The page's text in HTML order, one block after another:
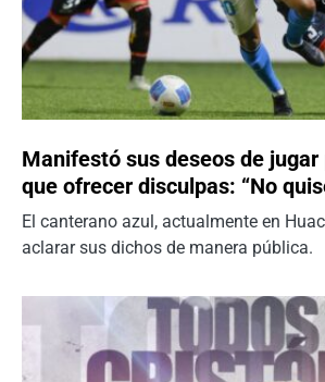
Manifestó sus deseos de jugar
que ofrecer disculpas: “No
El canterano azul, actualmente en
aclarar sus dichos de manera pública.